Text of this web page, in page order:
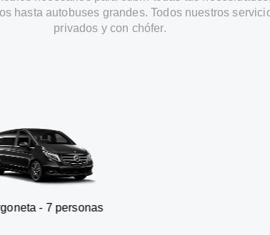
hasta autobuses grandes. Todos nuestros
privados y con chófer.
SUV - 3